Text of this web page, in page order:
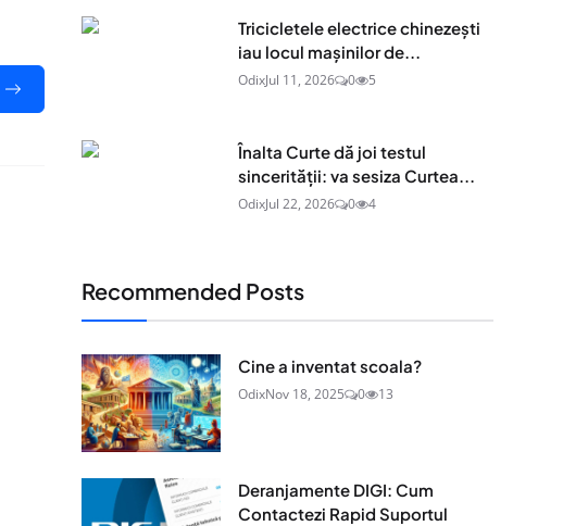
Tricicletele electrice chinezești
iau locul mașinilor de...
OdixJul 11, 2026 0 5
Înalta Curte dă joi testul
sincerității: va sesiza Curtea...
OdixJul 22, 2026 0 4
Recommended Posts
Cine a inventat scoala?
OdixNov 18, 2025 0 13
Deranjamente DIGI: Cum
Contactezi Rapid Suportul